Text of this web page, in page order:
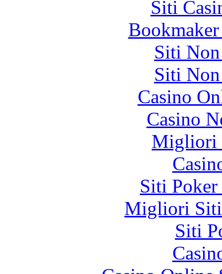
Siti
Siti
Siti
Casino
Casino
Migliori
Siti
Migliori Siti
Siti